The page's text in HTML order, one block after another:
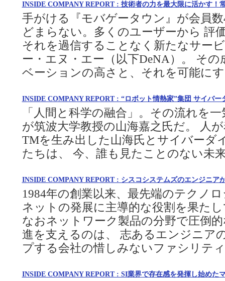
INSIDE COMPANY REPORT : 技術者の力を最大限に活かす！
手がける『モバゲータウン』が会員
どまらない。多くのユーザーから 評
それを過信することなく新たなサー
ー・エヌ・エー（以下DeNA）。 そ
ベーションの高さと、それを可能に
INSIDE COMPANY REPORT : “ロボット情熱家”集団 サイバー
「人間と科学の融合」。その流れを
が筑波大学教授の山海嘉之氏だ。 人
TMを生み出した山海氏とサイバーダ
たちは、 今、誰も見たことのない未
INSIDE COMPANY REPORT : シスコシステムズのエンジニア
1984年の創業以来、最先端のテクノ
ネットの発展に主導的な役割を果た
なおネットワーク製品の分野で圧倒
進を支えるのは、 志あるエンジニア
プする会社の惜しみないファシリテ
INSIDE COMPANY REPORT : SI業界で存在感を発揮し始めた